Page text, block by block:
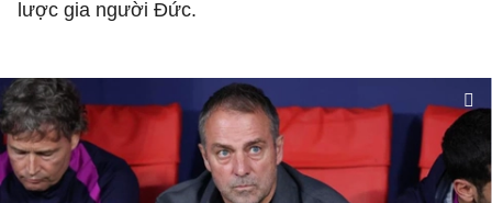
lược gia người Đức.